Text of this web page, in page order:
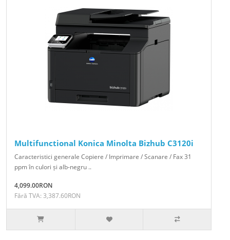
Multifunctional Konica Minolta Bizhub C3120i
Caracteristici generale Copiere / Imprimare / Scanare / Fax 31
ppm în culori și alb-negru ..
4,099.00RON
Fără TVA: 3,387.60RON